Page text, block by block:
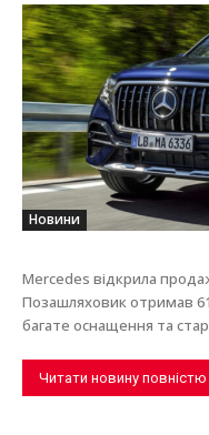
Новини
Mercedes відкрила
Позашляховик отримав
багате оснащення та
Читати новину повністю